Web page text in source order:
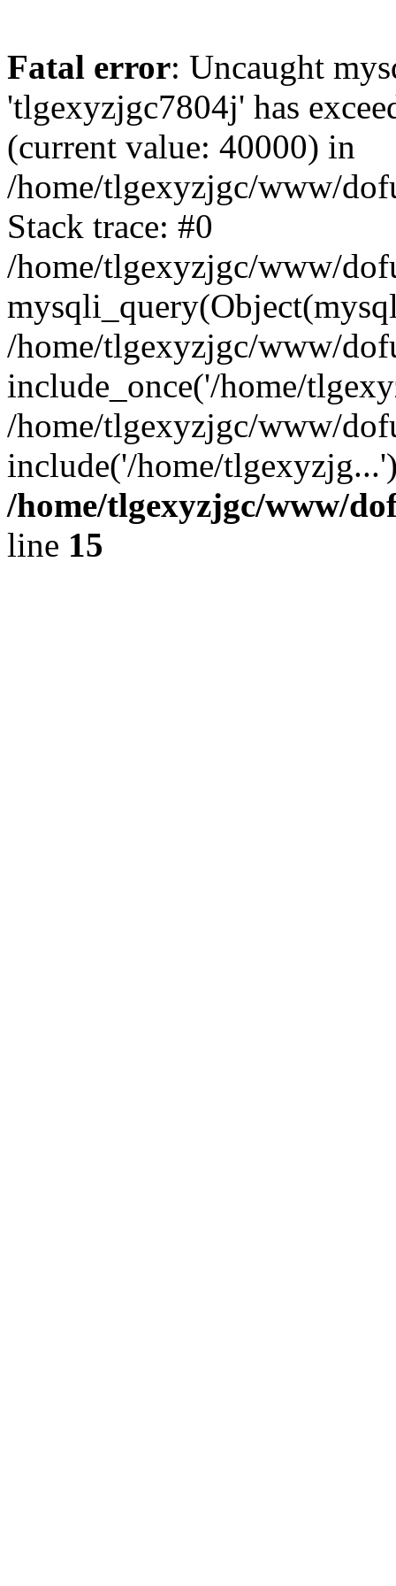
Fatal error: Uncaught
'tlgexyzjgc7804j' has
(current value: 40000) in
/home/tlgexyzjgc/www/
Stack trace: #0
/home/tlgexyzjgc/www/
/home/tlgexyzjgc/www/
include_once('/home/
/home/tlgexyzjgc/www/
include('/home/
/home/tlgexyzjgc/www/
line 15